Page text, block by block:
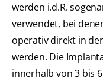
werden i.d.R.
verwendet, bei
operativ direkt in
werden. Die
innerhalb von 3 bis